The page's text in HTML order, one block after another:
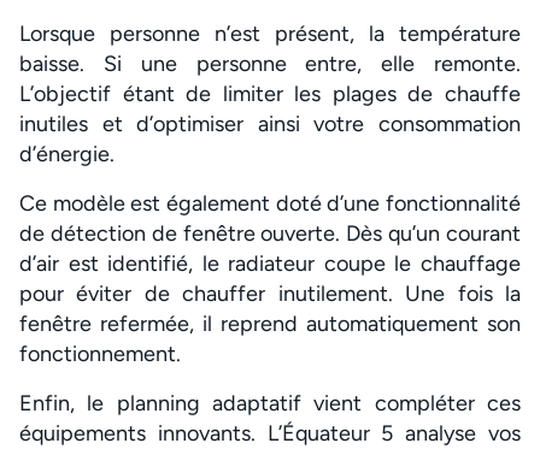
Lorsque personne n’est présent, la température
baisse. Si une personne entre, elle remonte.
L’objectif étant de limiter les plages de chauffe
inutiles et d’optimiser ainsi votre consommation
d’énergie.
Ce modèle est également doté d’une fonctionnalité
de détection de fenêtre ouverte. Dès qu’un courant
d’air est identifié, le radiateur coupe le chauffage
pour éviter de chauffer inutilement. Une fois la
fenêtre refermée, il reprend automatiquement son
fonctionnement.
Enfin, le planning adaptatif vient compléter ces
équipements innovants. L’Équateur 5 analyse vos